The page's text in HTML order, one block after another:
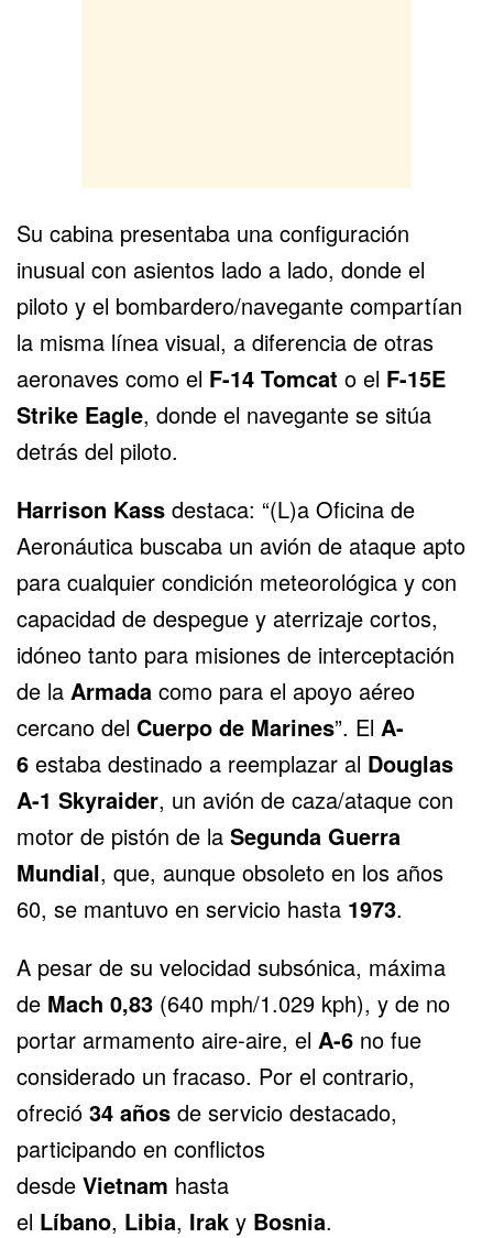
Su cabina presentaba una configuración
inusual con asientos lado a lado, donde el
piloto y el bombardero/navegante compartían
la misma línea visual, a diferencia de otras
aeronaves como el F-14 Tomcat o el F-15E
Strike Eagle, donde el navegante se sitúa
detrás del piloto.
Harrison Kass destaca: “(L)a Oficina de
Aeronáutica buscaba un avión de ataque apto
para cualquier condición meteorológica y con
capacidad de despegue y aterrizaje cortos,
idóneo tanto para misiones de interceptación
de la Armada como para el apoyo aéreo
cercano del Cuerpo de Marines”. El A-
6 estaba destinado a reemplazar al Douglas
A-1 Skyraider, un avión de caza/ataque con
motor de pistón de la Segunda Guerra
Mundial, que, aunque obsoleto en los años
60, se mantuvo en servicio hasta 1973.
A pesar de su velocidad subsónica, máxima
de Mach 0,83 (640 mph/1.029 kph), y de no
portar armamento aire-aire, el A-6 no fue
considerado un fracaso. Por el contrario,
ofreció 34 años de servicio destacado,
participando en conflictos
desde Vietnam hasta
el Líbano, Libia, Irak y Bosnia.